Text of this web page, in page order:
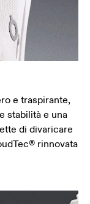
e traspirante,
stabilità e una
di divaricare
rinnovata